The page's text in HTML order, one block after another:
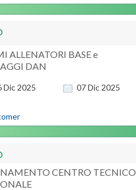
Dic 2025 07Dic 2025
ALLENATORI BASE e
DAN
CENTRO TECNICO